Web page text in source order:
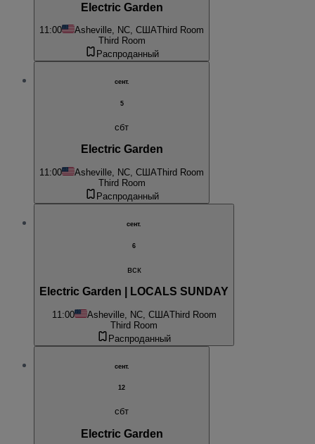
Electric Garden
11:00 Asheville, NC, СШАThird Room
Third Room
Распроданный
сент.
5
сбт
Electric Garden
11:00 Asheville, NC, СШАThird Room
Third Room
Распроданный
сент.
6
вск
Electric Garden | LOCALS SUNDAY
11:00 Asheville, NC, СШАThird Room
Third Room
Распроданный
сент.
12
сбт
Electric Garden